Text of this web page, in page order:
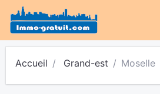
Accueil Grand-est Moselle